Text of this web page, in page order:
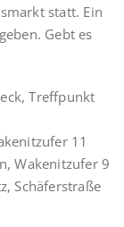
statt. Ein
Gebt es
Treffpunkt
11
Wakenitzufer 9
Schäferstraße